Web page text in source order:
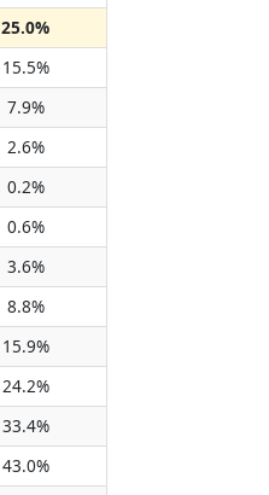
25.0%
15.5%
7.9%
2.6%
0.2%
0.6%
3.6%
8.8%
15.9%
24.2%
33.4%
43.0%